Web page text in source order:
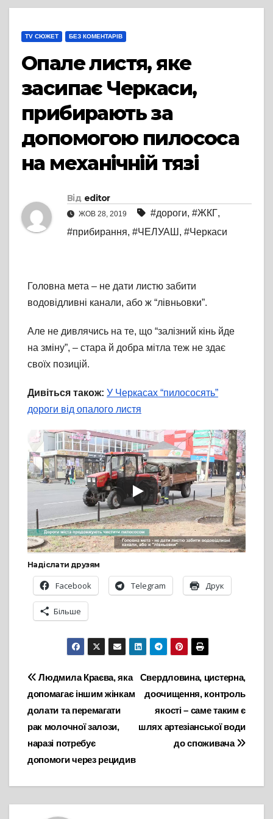
TV СЮЖЕТ БЕЗ КОМЕНТАРІВ
Опале листя, яке
засипає Черкаси,
прибирають за
допомогою пилососа
на механічній тязі
Від editor
ЖОВ 28, 2019 #дороги, #ЖКГ,
#прибирання, #ЧЕЛУАШ , #Черкаси
Головна мета – не дати листю забити
водовідливні канали, або ж “лівньовки”.
Але не дивлячись на те, що “залізний кінь йде
на зміну”, – стара й добра мітла теж не здає
своїх позицій.
Дивіться також: У Черкасах “пилососять”
дороги від опалого листя
Надіслати друзям
Facebook Telegram Друк
Більше
Навігація
записів
Свердловина, цистерна,
доочищення, контроль
якості – саме таким є
шлях артезіанської води
до споживача
Людмила Краєва, яка
допомагає іншим жінкам
долати та перемагати
рак молочної залози,
наразі потребує
допомоги через рецидив